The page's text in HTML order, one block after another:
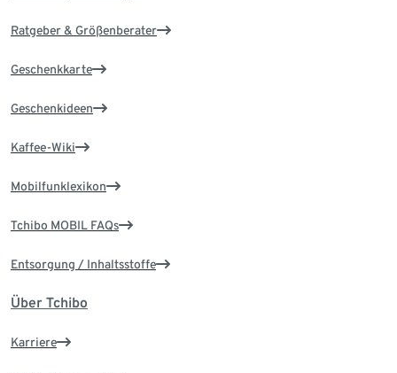
Ratgeber & Größenberater
Geschenkkarte
Geschenkideen
Kaffee-Wiki
Mobilfunklexikon
Tchibo MOBIL FAQs
Entsorgung / Inhaltsstoffe
Über Tchibo
Karriere